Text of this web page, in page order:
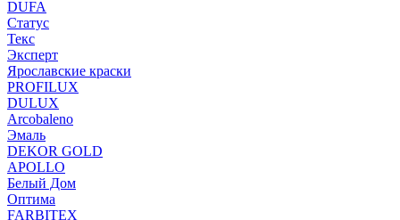
DUFA
Статус
Текс
Эксперт
Ярославские краски
PROFILUX
DULUX
Arcobaleno
Эмаль
DEKOR GOLD
APOLLO
Белый Дом
Оптима
FARBITEX